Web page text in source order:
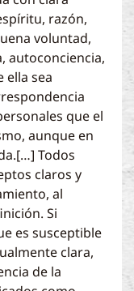
razón,
voluntad,
autoconciencia,
ella sea
que el
aunque en
Todos
claros y
al
Si
es susceptible
clara,
de la